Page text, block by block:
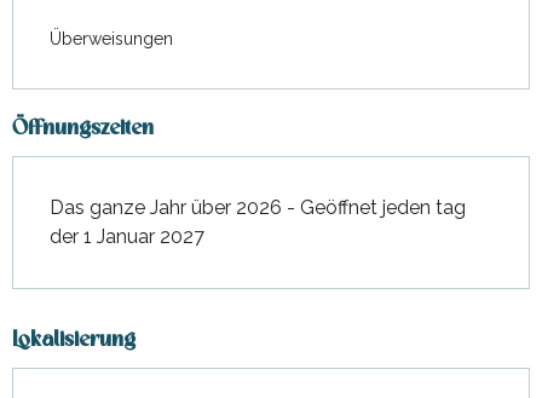
Überweisungen
Öffnungszeiten
Das ganze Jahr über 2026 - Geöffnet jeden tag
der 1 Januar 2027
Lokalisierung